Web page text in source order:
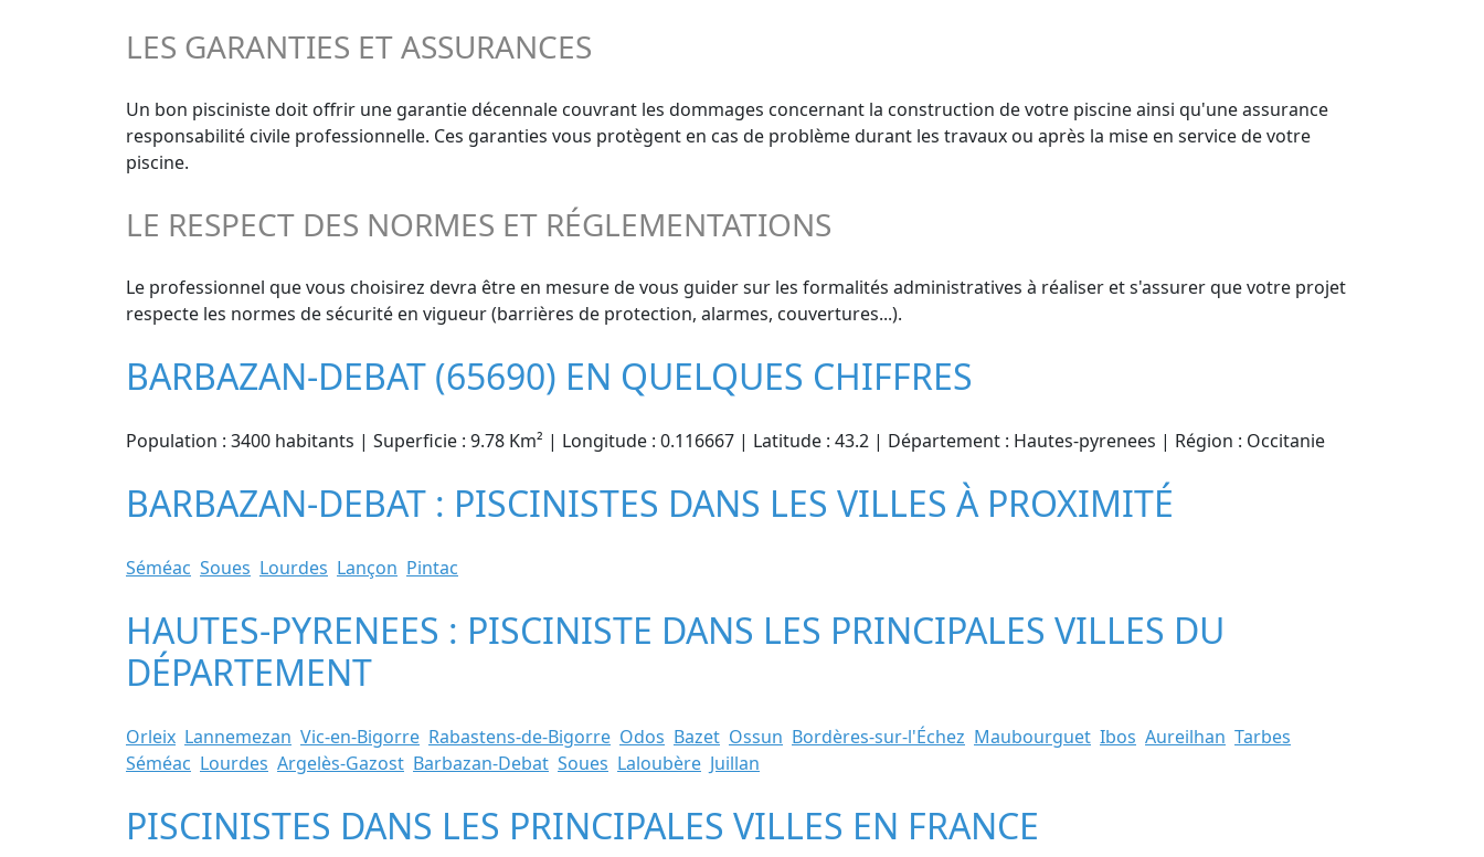
LES GARANTIES ET ASSURANCES
Un bon pisciniste doit offrir une garantie décennale couvrant les dommages concernant la construction de votre piscine ainsi qu'une assurance
responsabilité civile professionnelle. Ces garanties vous protègent en cas de problème durant les travaux ou après la mise en service de votre
piscine.
LE RESPECT DES NORMES ET RÉGLEMENTATIONS
Le professionnel que vous choisirez devra être en mesure de vous guider sur les formalités administratives à réaliser et s'assurer que votre projet
respecte les normes de sécurité en vigueur (barrières de protection, alarmes, couvertures...).
BARBAZAN-DEBAT (65690) EN QUELQUES CHIFFRES
Population : 3400 habitants | Superficie : 9.78 Km² | Longitude : 0.116667 | Latitude : 43.2 | Département : Hautes-pyrenees | Région : Occitanie
BARBAZAN-DEBAT : PISCINISTES DANS LES VILLES À PROXIMITÉ
Séméac Soues Lourdes Lançon Pintac
HAUTES-PYRENEES : PISCINISTE DANS LES PRINCIPALES VILLES DU
DÉPARTEMENT
Orleix Lannemezan Vic-en-Bigorre Rabastens-de-Bigorre Odos Bazet Ossun Bordères-sur-l'Échez Maubourguet Ibos Aureilhan Tarbes
Séméac Lourdes Argelès-Gazost Barbazan-Debat Soues Laloubère Juillan
PISCINISTES DANS LES PRINCIPALES VILLES EN FRANCE